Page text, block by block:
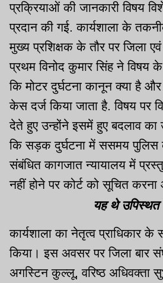
प्रक्रियाओं की जानकारी विषय
प्रदान की गई. कार्यशाला के
मुख्य प्रशिक्षक के तौर पर जिला
प्रथम विनोद कुमार सिंह ने विषय के
कि मोटर दुर्घटना कानून क्या है
केस दर्ज किया जाता है. विषय पर
देते हुए उन्होंने इसमें हुए बदलाव
कि सड़क दुर्घटना में ससमय पुलिस
संबंधित कागजात न्यायालय में
नहीं होने पर कोर्ट को सूचित
यह थे उपिस्थत
कार्यशाला का नेतृत्व प्राधिकार के
किया। इस अवसर पर जिला बार
अगस्टिन कुल्लू, वरिष्ठ अधिवक्ता